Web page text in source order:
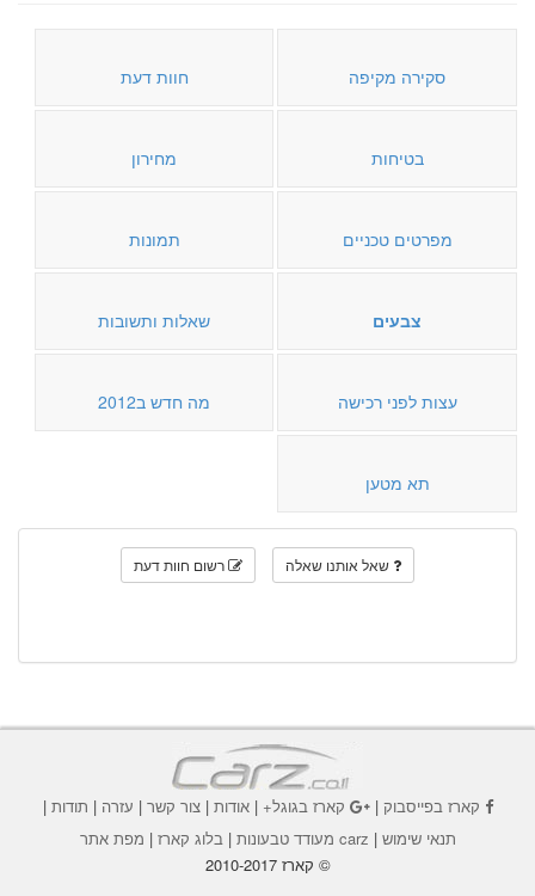
סקירה מקיפה חוות דעת
בטיחות מחירון
מפרטים טכניים תמונות
צבעים שאלות ותשובות
עצות לפני רכישה מה חדש ב2012
תא מטען
שאל אותנו שאלה רשום חוות דעת
קארז בפייסבוק| קארז בגוגל+|אודות |צור קשר | עזרה | תודות |
תנאי שימוש | carz מעודד טבעונות | בלוג קארז | מפת אתר
© קארז 2010-2017